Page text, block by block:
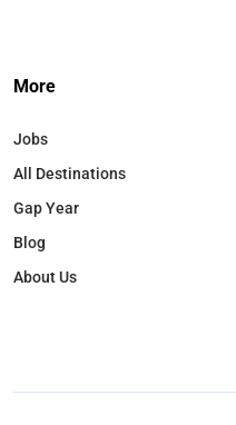
More
Jobs
All Destinations
Gap Year
Blog
About Us